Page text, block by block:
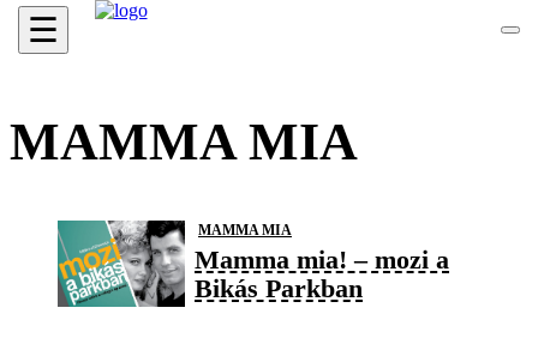
☰
MAMMA MIA
MAMMA MIA
Mamma mia! – mozi a
Bikás Parkban